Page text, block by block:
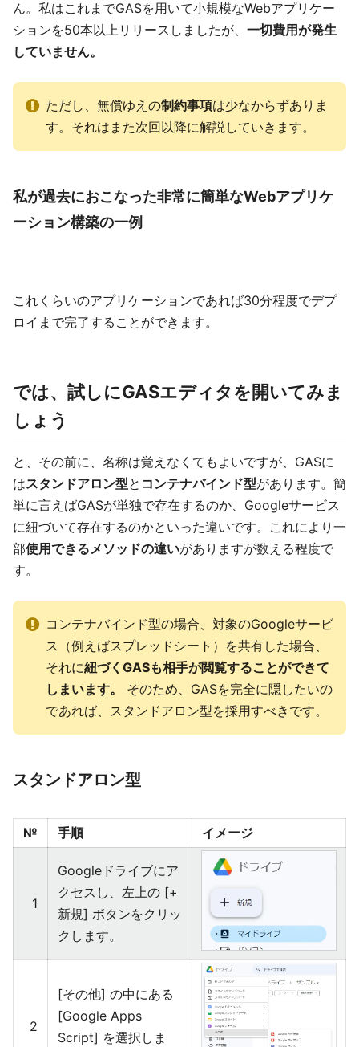
ん。私はこれまでGASを用いて小規模なWebアプリケー
ションを50本以上リリースしましたが、 一切費用が発生
していません。
ただし、無償ゆえの制約事項は少なからずありま
す。それはまた次回以降に解説していきます。
私が過去におこなった非常に簡単なWebアプリケ
ーション構築の一例
これくらいのアプリケーションであれば30分程度でデプ
ロイまで完了することができます。
では、試しにGASエディタを開いてみま
しょう
と、その前に、名称は覚えなくてもよいですが、GASに
はスタンドアロン型と コンテナバインド型があります。簡
単に言えばGASが単独で存在するのか、Googleサービス
に紐づいて存在するのかといった違いです。これにより一
部使用できるメソッドの違いがありますが数える程度で
す。
コンテナバインド型の場合、対象のGoogleサービ
ス（例えばスプレッドシート）を共有した場合、
それに紐づくGASも相手が閲覧することができて
しまいます。
そのため、GASを完全に隠したいの
であれば、スタンドアロン型を採用すべきです。
スタンドアロン型
№ 手順 イメージ
1
Googleドライブにア
クセスし、左上の [+
新規] ボタンをクリッ
クします。
2
[その他] の中にある
[Google Apps
Script] を選択しま